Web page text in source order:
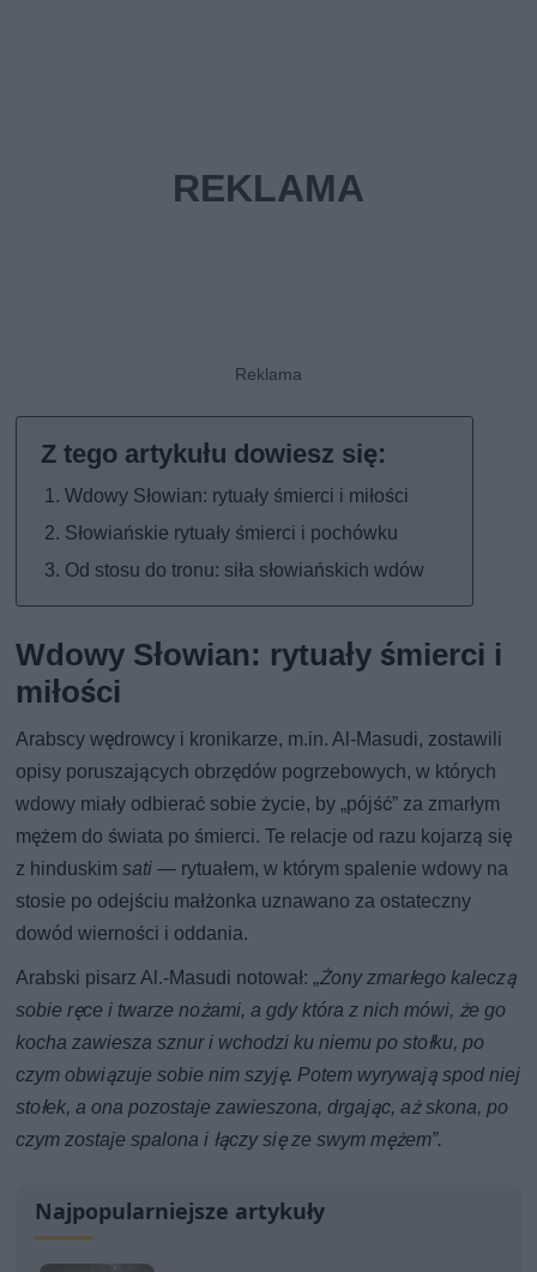
Wdowy Słowian: rytuały śmierci i miłości
Słowiańskie rytuały śmierci i pochówku
Od stosu do tronu: siła słowiańskich wdów
Wdowy Słowian: rytuały śmierci i
miłości
Arabscy wędrowcy i kronikarze, m.in. Al-Masudi, zostawili
opisy poruszających obrzędów pogrzebowych, w których
wdowy miały odbierać sobie życie, by „pójść” za zmarłym
mężem do świata po śmierci. Te relacje od razu kojarzą się
z hinduskimsati — rytuałem, w którym spalenie wdowy na
stosie po odejściu małżonka uznawano za ostateczny
dowód wierności i oddania.
Arabski pisarz Al.-Masudi notował: „Żony zmarłego kaleczą
sobie ręce i twarze nożami, a gdy która z nich mówi, że go
kocha zawiesza sznur i wchodzi ku niemu po stołku, po
czym obwiązuje sobie nim szyję. Potem wyrywają spod niej
stołek, a ona pozostaje zawieszona, drgając, aż skona, po
czym zostaje spalona i łączy się ze swym mężem”.
Najpopularniejsze artykuły